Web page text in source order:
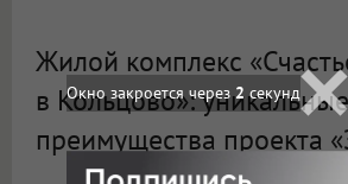
Жилой комплекс
в Кольцово»: уникальные
преимущества проекта